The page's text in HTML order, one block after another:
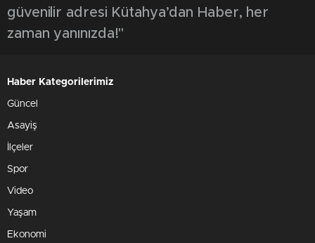
güvenilir adresi Kütahya’dan Haber, her
zaman yanınızda!"
Haber Kategorilerimiz
Güncel
Asayiş
İlçeler
Spor
Video
Yaşam
Ekonomi